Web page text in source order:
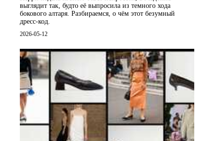
выглядит так, будто её выпросила из темного хода
бокового алтаря. Разбираемся, о чём этот безумный
дресс-код.
2026-05-12